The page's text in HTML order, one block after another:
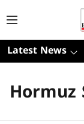
Latest News
Hormuz